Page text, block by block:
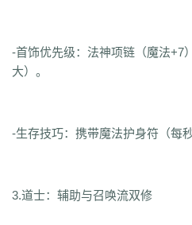
-首饰优先级：法神项链（魔法+7
大）。
-生存技巧：携带魔法护身符（每
3.道士：辅助与召唤流双修